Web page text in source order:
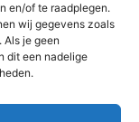
en/of te raadplegen.
wij gegevens zoals
je geen
dit een nadelige